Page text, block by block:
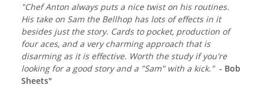
"Chef Anton always puts a nice twist on his routines.
His take on Sam the Bellhop has lots of effects in it
besides just the story. Cards to pocket, production of
four aces, and a very charming approach that is
disarming as it is effective. Worth the study if you're
looking for a good story and a "Sam" with a kick." - Bob
Sheets"